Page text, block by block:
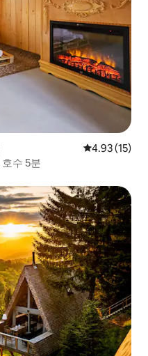
평점 4.93점
4.93 (15)
수 5분